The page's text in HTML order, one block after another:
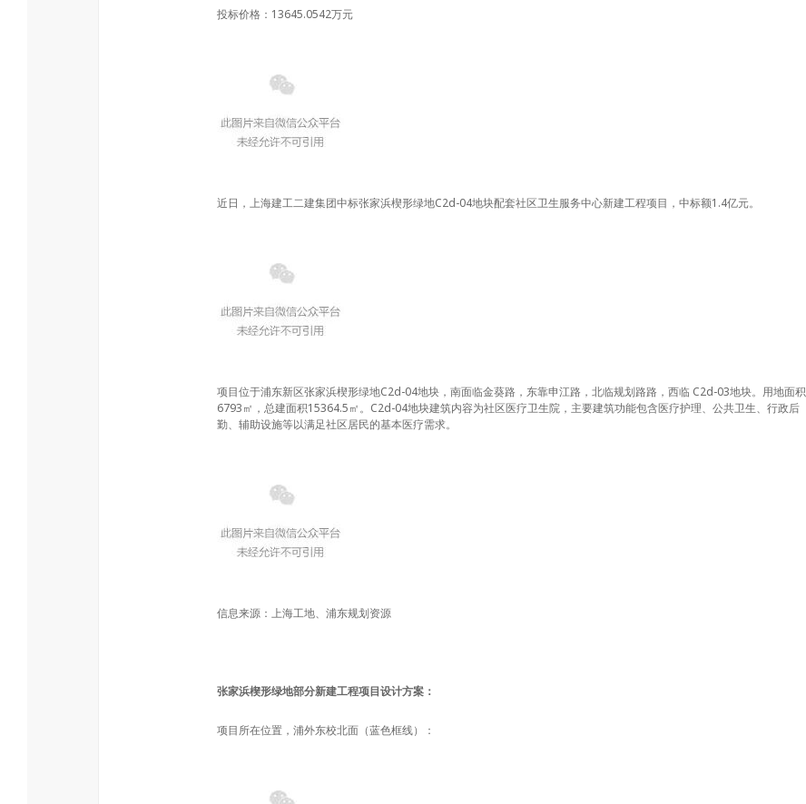
投标价格：13645.0542万元
近日，上海建工二建集团中标张家浜楔形绿地C2d-04地块配套社区卫生服务中心新建工程项目，中标额1.4亿元。
项目位于浦东新区张家浜楔形绿地C2d-04地块，南面临金葵路，东靠申江路，北临规划路路，西临 C2d-03地块。用地面积
6793㎡，总建面积15364.5㎡。C2d-04地块建筑内容为社区医疗卫生院，主要建筑功能包含医疗护理、公共卫生、行政后
勤、辅助设施等以满足社区居民的基本医疗需求。
信息来源：上海工地、浦东规划资源
张家浜楔形绿地部分新建工程项目设计方案：
项目所在位置，浦外东校北面（蓝色框线）：